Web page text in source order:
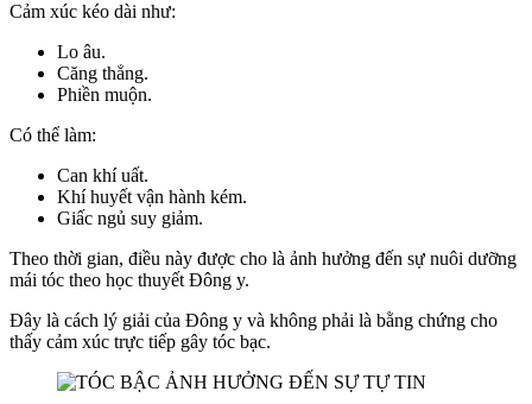
Cảm xúc kéo dài như:
Lo âu.
Căng thẳng.
Phiền muộn.
Có thể làm:
Can khí uất.
Khí huyết vận hành kém.
Giấc ngủ suy giảm.
Theo thời gian, điều này được cho là ảnh hưởng đến sự nuôi dưỡng
mái tóc theo học thuyết Đông y.
Đây là cách lý giải của Đông y và không phải là bằng chứng cho
thấy cảm xúc trực tiếp gây tóc bạc.